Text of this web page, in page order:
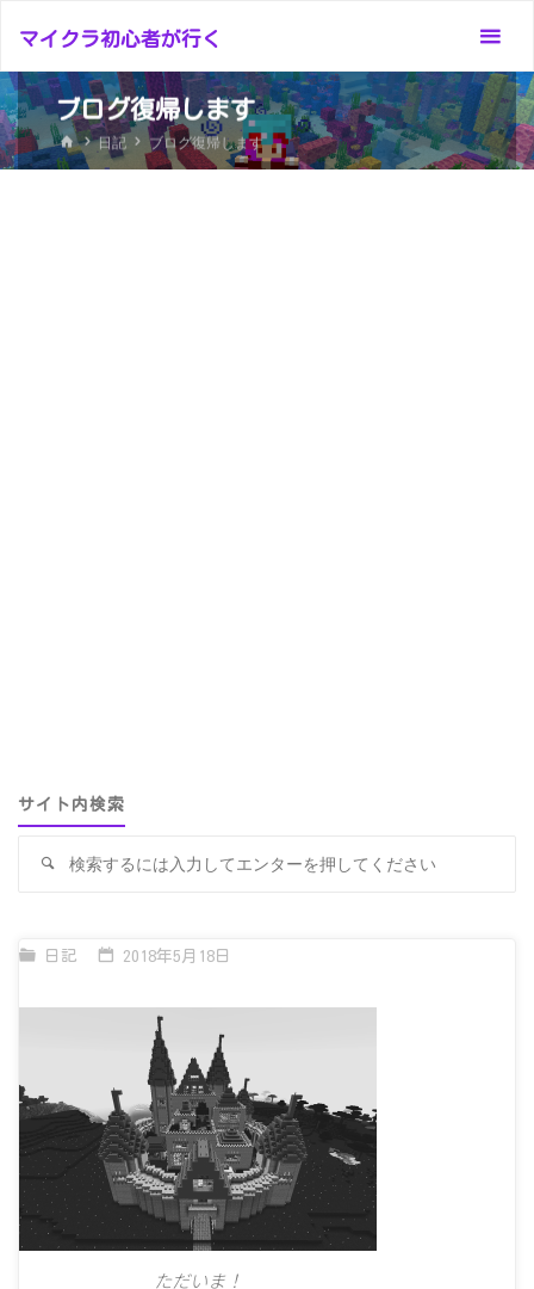
テ
ン
ツ
へ
マイクラ初心者が行く
ブログ復帰します
ホ
ー
日記 ブログ復帰します
サイト内検索
検
日記 2018年5月18日
ただいま！